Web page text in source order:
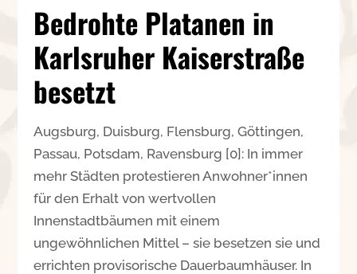
Bedrohte Platanen in
Karlsruher Kaiserstraße
besetzt
Augsburg, Duisburg, Flensburg, Göttingen,
Passau, Potsdam, Ravensburg [0]: In immer
mehr Städten protestieren Anwohner*innen
für den Erhalt von wertvollen
Innenstadtbäumen mit einem
ungewöhnlichen Mittel – sie besetzen sie und
errichten provisorische Dauerbaumhäuser. In